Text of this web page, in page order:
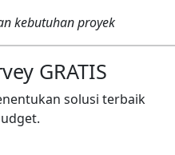
kebutuhan proyek
GRATIS
solusi terbaik